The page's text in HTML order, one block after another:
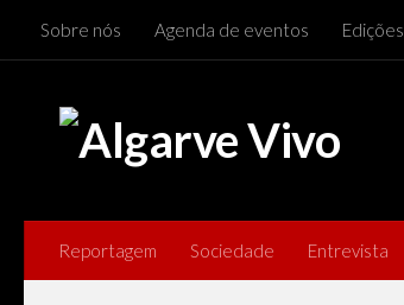
Skip to content
Sobre nós Agenda de eventos Edições
Reportagem Sociedade Entrevista